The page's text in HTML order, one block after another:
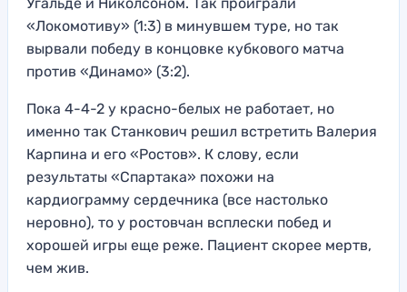
Угальде и Николсоном. Так проиграли
«Локомотиву» (1:3) в минувшем туре, но так
вырвали победу в концовке кубкового матча
против «Динамо» (3:2).
Пока 4-4-2 у красно-белых не работает, но
именно так Станкович решил встретить Валерия
Карпина и его «Ростов». К слову, если
результаты «Спартака» похожи на
кардиограмму сердечника (все настолько
неровно), то у ростовчан всплески побед и
хорошей игры еще реже. Пациент скорее мертв,
чем жив.